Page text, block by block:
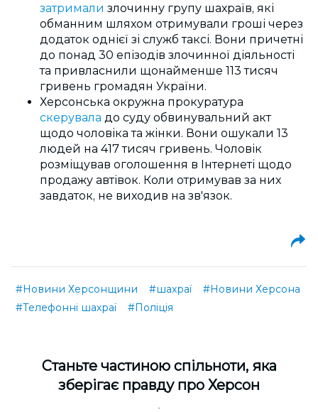
затримали злочинну групу шахраїв, які
обманним шляхом отримували гроші через
додаток однієї зі служб таксі. Вони причетні
до понад 30 епізодів злочинної діяльності
та привласнили щонайменше 113 тисяч
гривень громадян України.
Херсонська окружна прокуратура
скерувала до суду обвинувальний акт
щодо чоловіка та жінки. Вони ошукали 13
людей на 417 тисяч гривень. Чоловік
розміщував оголошення в Інтернеті щодо
продажу автівок. Коли отримував за них
завдаток, не виходив на зв'язок.
#Новини Херсонщини #шахраї
#Новини Херсона
#Телефонні шахраї
#Поліція
Cтаньте частиною спільноти, яка
зберігає правду про Херсон